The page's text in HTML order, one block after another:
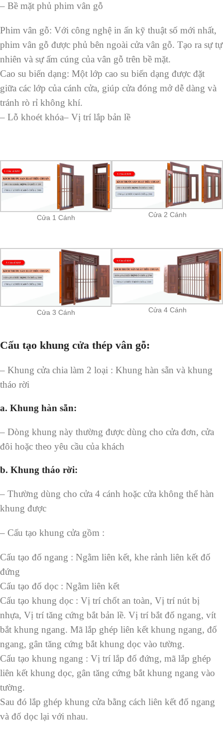
– Bề mặt phủ phim vân gỗ
Phim vân gỗ: Với công nghệ in ấn kỹ thuật số mới nhất,
phim vân gỗ được phủ bên ngoài cửa vân gỗ. Tạo ra sự tự
nhiên và sự ấm cúng của vân gỗ trên bề mặt.
Cao su biến dạng: Một lớp cao su biến dạng được đặt
giữa các lớp của cánh cửa, giúp cửa đóng mở dễ dàng và
tránh rò rỉ không khí.
– Lỗ khoét khóa– Vị trí lắp bản lề
Cửa 1 Cánh Cửa 2 Cánh
Cửa 3 Cánh Cửa 4 Cánh
Cấu tạo khung cửa thép vân gỗ:
– Khung cửa chia làm 2 loại : Khung hàn sẵn và khung
tháo rời
a. Khung hàn sẵn:
– Dòng khung này thường được dùng cho cửa đơn, cửa
đôi hoặc theo yêu cầu của khách
b. Khung tháo rời:
– Thường dùng cho cửa 4 cánh hoặc cửa không thể hàn
khung được
– Cấu tạo khung cửa gồm :
Cấu tạo đố ngang : Ngằm liên kết, khe rảnh liên kết đố
đứng
Cấu tạo đố dọc : Ngằm liên kết
Cấu tạo khung dọc : Vị trí chốt an toàn, Vị trí nút bị
nhựa, Vị trí tăng cứng bắt bản lề. Vị trí bắt đố ngang, vít
bắt khung ngang. Mã lắp ghép liên kết khung ngang, đố
ngang, gân tăng cứng bắt khung dọc vào tường.
Cấu tạo khung ngang : Vị trí lắp đố đứng, mã lắp ghép
liên kết khung dọc, gân tăng cứng bắt khung ngang vào
tường.
Sau đó lắp ghép khung cửa bằng cách liên kết đố ngang
và đố dọc lại với nhau.